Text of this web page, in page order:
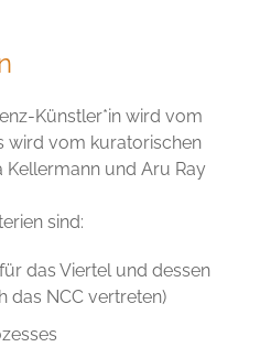
Künstler*in wird vom
wird vom kuratorischen
Kellermann und Aru Ray
sind:
das Viertel und dessen
das NCC vertreten)